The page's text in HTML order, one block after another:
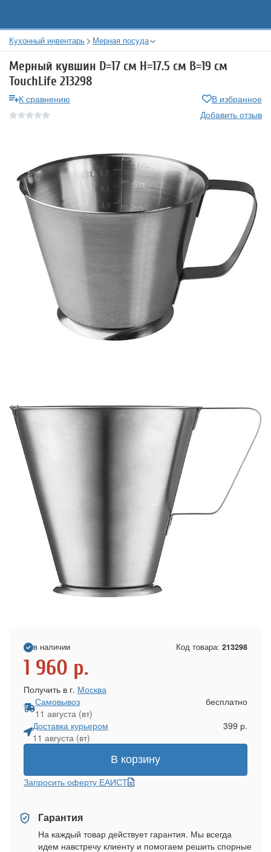
Кухонный инвентарь Мерная посуда
Мерный кувшин D=17 см H=17.5 см B=19 см
TouchLife 213298
К сравнению
В избранное
Добавить отзыв
в наличии Код товара: 213298
1 960 р.
Получить в г. Москва
Самовывоз
11 августа (вт)
бесплатно
Доставка курьером
11 августа (вт)
399 р.
В корзину
Запросить оферту ЕАИСТ
Гарантия
На каждый товар действует гарантия. Мы всегда
идем навстречу клиенту и помогаем решить спорные